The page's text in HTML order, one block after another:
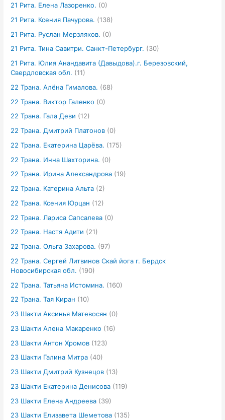
21 Рита. Елена Лазоренко. (0)
21 Рита. Ксения Пачурова. (138)
21 Рита. Руслан Мерзляков. (0)
21 Рита. Тина Савитри. Санкт-Петербург. (30)
21 Рита. Юлия Анандавита (Давыдова).г. Березовский,
Свердловская обл. (11)
22 Трана. Алёна Гималова. (68)
22 Трана. Виктор Галенко (0)
22 Трана. Гала Деви (12)
22 Трана. Дмитрий Платонов (0)
22 Трана. Екатерина Царёва. (175)
22 Трана. Инна Шахторина. (0)
22 Трана. Ирина Александрова (19)
22 Трана. Катерина Альта (2)
22 Трана. Ксения Юрцан (12)
22 Трана. Лариса Сапсалева (0)
22 Трана. Настя Адити (21)
22 Трана. Ольга Захарова. (97)
22 Трана. Сергей Литвинов Скай йога г. Бердск
Новосибирская обл. (190)
22 Трана. Татьяна Истомина. (160)
22 Трана. Тая Киран (10)
23 Шакти Аксинья Матевосян (0)
23 Шакти Алена Макаренко (16)
23 Шакти Антон Хромов (123)
23 Шакти Галина Митра (40)
23 Шакти Дмитрий Кузнецов (13)
23 Шакти Екатерина Денисова (119)
23 Шакти Елена Андреева (39)
23 Шакти Елизавета Шеметова (135)